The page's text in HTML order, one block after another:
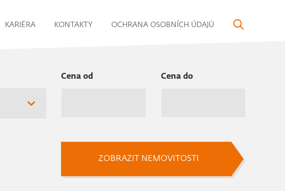
KARIÉRA KONTAKTY OCHRANA OSOBNÍCH ÚDAJŮ
Cena od Cena do
ZOBRAZIT NEMOVITOSTI